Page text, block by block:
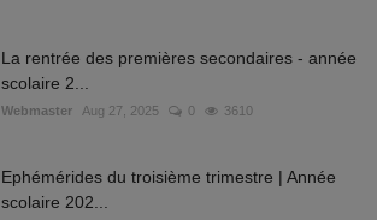
La rentrée des premières secondaires - année
scolaire 2...
Webmaster Aug 27, 2025 0 3610
Ephémérides du troisième trimestre | Année
scolaire 202...